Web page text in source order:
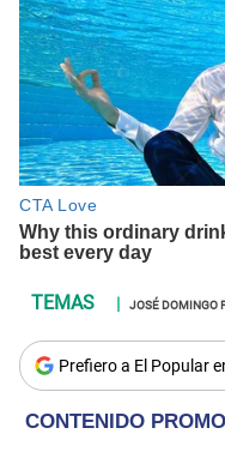
JOSÉ DOMINGO
Prefiero a El Popular